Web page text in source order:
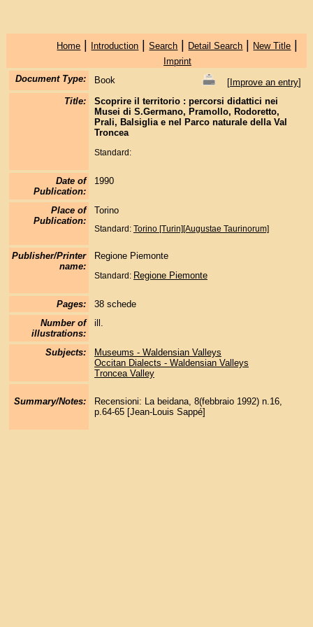
Home | Introduction |Search | Detail Search | New Title |
Imprint
Document Type:
Book [Improve an entry]
Title:
Scoprire il territorio : percorsi didattici nei
Musei di S.Germano, Pramollo, Rodoretto,
Prali, Balsiglia e nel Parco naturale della Val
Troncea
Standard:
Date of
Publication:
1990
Place of
Publication:
Torino
Standard: Torino [Turin][Augustae Taurinorum]
Publisher/Printer
name:
Regione Piemonte
Standard: Regione Piemonte
Pages:
38 schede
Number of
illustrations:
ill.
Subjects:
Museums - Waldensian Valleys
Occitan Dialects - Waldensian Valleys
Troncea Valley
Summary/Notes:
Recensioni: La beidana, 8(febbraio 1992) n.16,
p.64-65 [Jean-Louis Sappé]